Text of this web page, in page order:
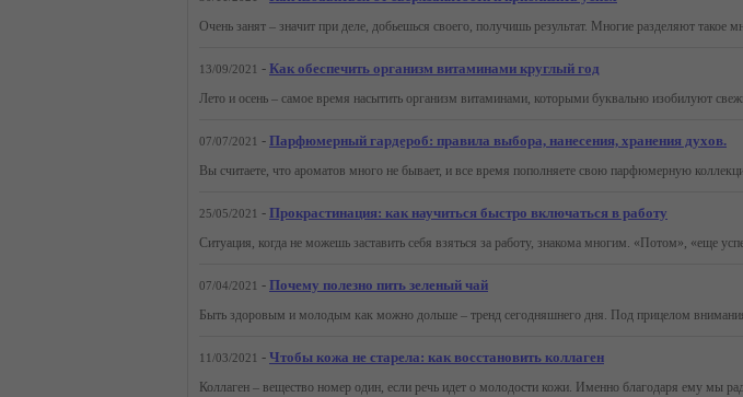
13/09/2021 - Как обеспечить организм витаминами круглый год
07/07/2021 - Парфюмерный гардероб: правила выбора, нанесения, хранения духов.
25/05/2021 - Прокрастинация: как научиться быстро включаться в работу
07/04/2021 - Почему полезно пить зеленый чай
11/03/2021 - Чтобы кожа не старела: как восстановить коллаген